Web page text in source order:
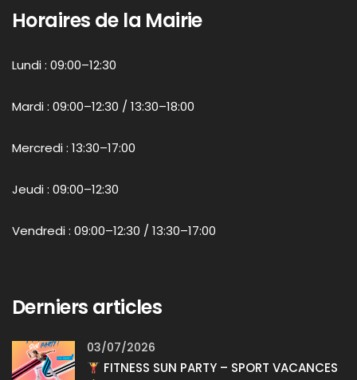
Horaires de la Mairie
Lundi : 09:00–12:30
Mardi : 09:00–12:30 / 13:30–18:00
Mercredi : 13:30–17:00
Jeudi : 09:00–12:30
Vendredi : 09:00–12:30 / 13:30–17:00
Derniers articles
03/07/2026
FITNESS SUN PARTY – SPORT VACANCES